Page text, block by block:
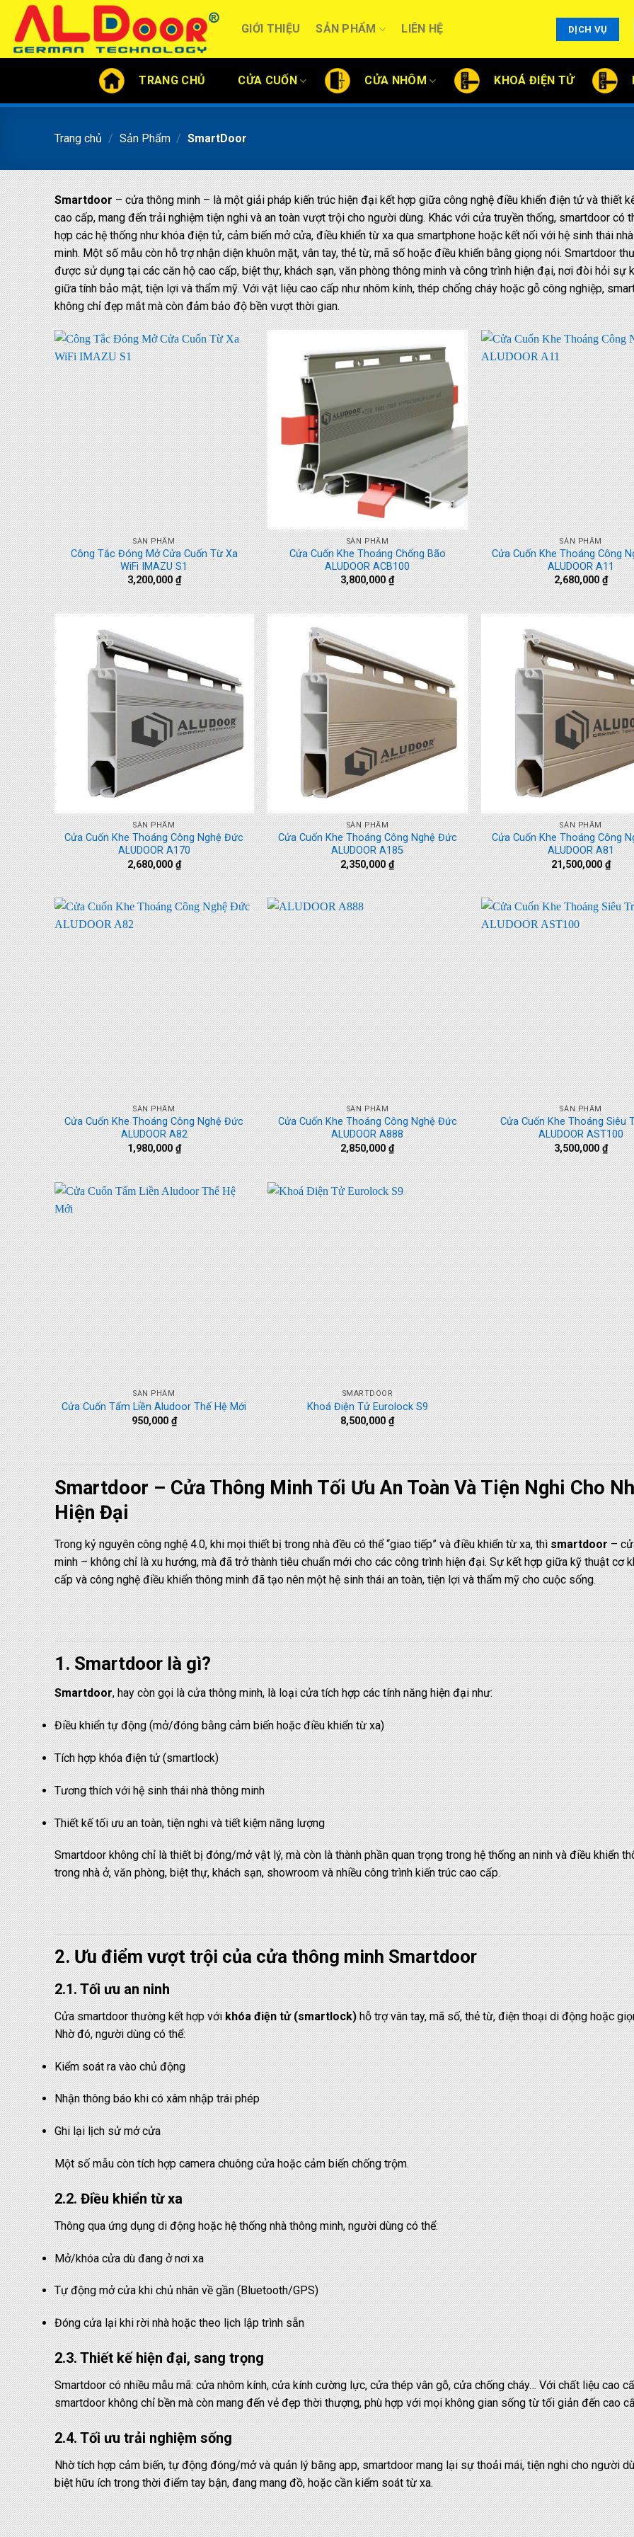
content
GIỚI THIỆU SẢN PHẨM LIÊN HỆ DỊCH VỤ
TRANG CHỦ CỬA CUỐN CỬA NHÔM KHOÁ ĐIỆN TỬ
Trang chủ / Sản Phẩm / SmartDoor
Smartdoor– cửa thông minh – là một giải pháp kiến trúc hiện đại kết hợp giữa công nghệ điều khiển điện tử và thiết
cao cấp, mang đến trải nghiệm tiện nghi và an toàn vượt trội cho người dùng. Khác với cửa truyền thống, smartdoor có
hợp các hệ thống như khóa điện tử, cảm biến mở cửa, điều khiển từ xa qua smartphone hoặc kết nối với hệ sinh thái
minh. Một số mẫu còn hỗ trợ nhận diện khuôn mặt, vân tay, thẻ từ, mã số hoặc điều khiển bằng giọng nói. Smartdoor
được sử dụng tại các căn hộ cao cấp, biệt thự, khách sạn, văn phòng thông minh và công trình hiện đại, nơi đòi hỏi sự
giữa tính bảo mật, tiện lợi và thẩm mỹ. Với vật liệu cao cấp như nhôm kính, thép chống cháy hoặc gỗ công nghiệp,
không chỉ đẹp mắt mà còn đảm bảo độ bền vượt thời gian.
+
SẢN PHẨM
Công Tắc Đóng Mở Cửa Cuốn Từ Xa
WiFi IMAZU S1
3,200,000₫
SẢN PHẨM
Cửa Cuốn Khe Thoáng Chống Bão
ALUDOOR ACB100
3,800,000₫
+
SẢN PHẨM
Cửa Cuốn Khe Thoáng Công
ALUDOOR A11
2,680,000₫
SẢN PHẨM
Cửa Cuốn Khe Thoáng Công Nghệ Đức
ALUDOOR A170
2,680,000₫
SẢN PHẨM
Cửa Cuốn Khe Thoáng Công Nghệ Đức
ALUDOOR A185
2,350,000₫
SẢN PHẨM
Cửa Cuốn Khe Thoáng Công
ALUDOOR A81
21,500,000₫
+
SẢN PHẨM
Cửa Cuốn Khe Thoáng Công Nghệ Đức
ALUDOOR A82
1,980,000₫
+
SẢN PHẨM
Cửa Cuốn Khe Thoáng Công Nghệ Đức
ALUDOOR A888
2,850,000₫
+
SẢN PHẨM
Cửa Cuốn Khe Thoáng Siêu
ALUDOOR AST100
3,500,000₫
+
SẢN PHẨM
Cửa Cuốn Tấm Liền Aludoor Thế Hệ Mới
950,000₫
+
SMARTDOOR
Khoá Điện Tử Eurolock S9
8,500,000₫
Smartdoor – Cửa Thông Minh Tối Ưu An Toàn Và Tiện Nghi Cho
Hiện Đại
Trong kỷ nguyên công nghệ 4.0, khi mọi thiết bị trong nhà đều có thể “giao tiếp” và điều khiển từ xa, thìsmartdoor–
minh – không chỉ là xu hướng, mà đã trở thành tiêu chuẩn mới cho các công trình hiện đại. Sự kết hợp giữa kỹ thuật cơ
cấp và công nghệ điều khiển thông minh đã tạo nên một hệ sinh thái an toàn, tiện lợi và thẩm mỹ cho cuộc sống.
1. Smartdoor là gì?
Smartdoor, hay còn gọi là cửa thông minh, là loại cửa tích hợp các tính năng hiện đại như:
Điều khiển tự động (mở/đóng bằng cảm biến hoặc điều khiển từ xa)
Tích hợp khóa điện tử (smartlock)
Tương thích với hệ sinh thái nhà thông minh
Thiết kế tối ưu an toàn, tiện nghi và tiết kiệm năng lượng
Smartdoor không chỉ là thiết bị đóng/mở vật lý, mà còn là thành phần quan trọng trong hệ thống an ninh và điều khiển
trong nhà ở, văn phòng, biệt thự, khách sạn, showroom và nhiều công trình kiến trúc cao cấp.
2. Ưu điểm vượt trội của cửa thông minh Smartdoor
2.1. Tối ưu an ninh
Cửa smartdoor thường kết hợp vớikhóa điện tử (smartlock)hỗ trợ vân tay, mã số, thẻ từ, điện thoại di động hoặc
Nhờ đó, người dùng có thể:
Kiểm soát ra vào chủ động
Nhận thông báo khi có xâm nhập trái phép
Ghi lại lịch sử mở cửa
Một số mẫu còn tích hợp camera chuông cửa hoặc cảm biến chống trộm.
2.2. Điều khiển từ xa
Thông qua ứng dụng di động hoặc hệ thống nhà thông minh, người dùng có thể:
Mở/khóa cửa dù đang ở nơi xa
Tự động mở cửa khi chủ nhân về gần (Bluetooth/GPS)
Đóng cửa lại khi rời nhà hoặc theo lịch lập trình sẵn
2.3. Thiết kế hiện đại, sang trọng
Smartdoor có nhiều mẫu mã: cửa nhôm kính, cửa kính cường lực, cửa thép vân gỗ, cửa chống cháy… Với chất liệu cao
smartdoor không chỉ bền mà còn mang đến vẻ đẹp thời thượng, phù hợp với mọi không gian sống từ tối giản đến cao
2.4. Tối ưu trải nghiệm sống
Nhờ tích hợp cảm biến, tự động đóng/mở và quản lý bằng app, smartdoor mang lại sự thoải mái, tiện nghi cho người
biệt hữu ích trong thời điểm tay bận, đang mang đồ, hoặc cần kiểm soát từ xa.